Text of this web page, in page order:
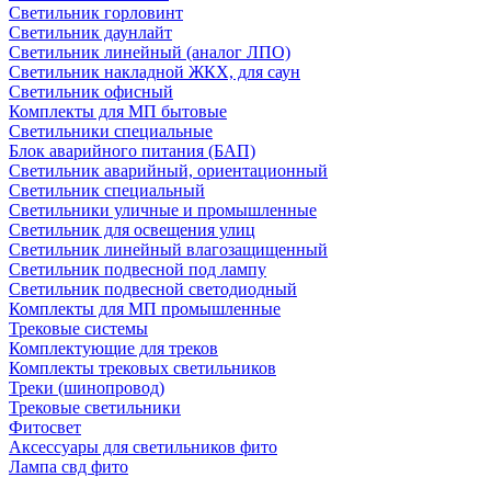
Светильник горловинт
Светильник даунлайт
Светильник линейный (аналог ЛПО)
Светильник накладной ЖКХ, для саун
Светильник офисный
Комплекты для МП бытовые
Светильники специальные
Блок аварийного питания (БАП)
Светильник аварийный, ориентационный
Светильник специальный
Светильники уличные и промышленные
Светильник для освещения улиц
Светильник линейный влагозащищенный
Светильник подвесной под лампу
Светильник подвесной светодиодный
Комплекты для МП промышленные
Трековые системы
Комплектующие для треков
Комплекты трековых светильников
Треки (шинопровод)
Трековые светильники
Фитосвет
Аксессуары для светильников фито
Лампа свд фито